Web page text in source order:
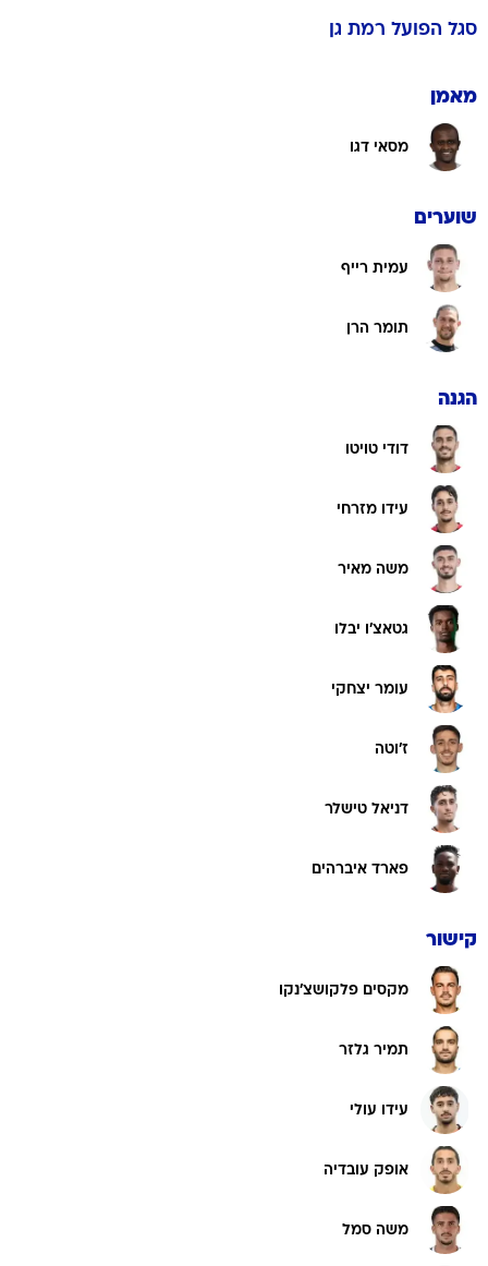
סגל הפועל רמת גן
מאמן
מסאי דגו
שוערים
עמית רייף
תומר הרן
הגנה
דודי טויטו
עידו מזרחי
משה מאיר
גטאצ'ו יבלו
עומר יצחקי
ז'וטה
דניאל טישלר
פארד איברהים
קישור
מקסים פלקושצ'נקו
תמיר גלזר
עידו עולי
אופק עובדיה
משה סמל